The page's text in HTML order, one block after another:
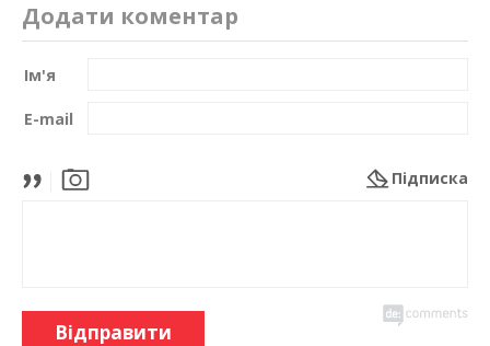
Додати коментар
Ім'я
E-mail
Підписка
Відправити